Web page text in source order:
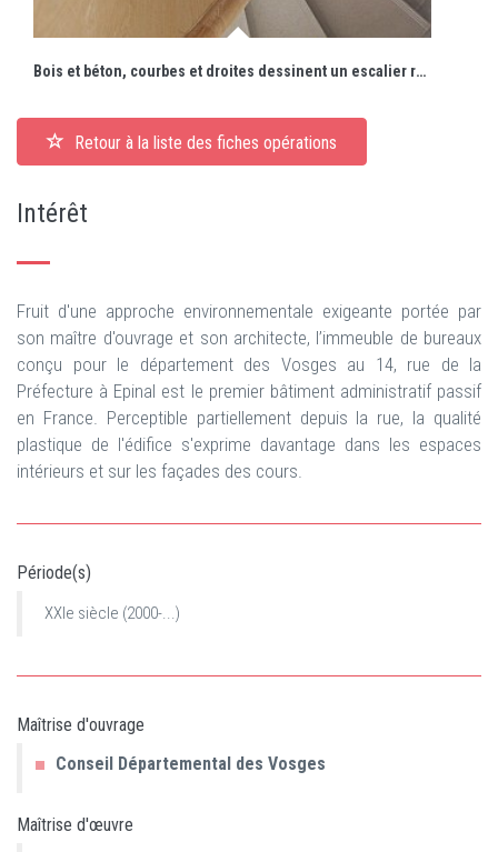
Bois et béton, courbes et droites dessinent un escalier remarquable.
Retour à la liste des fiches opérations
Intérêt
Fruit d'une approche environnementale exigeante portée par
son maître d'ouvrage et son architecte, l’immeuble de bureaux
conçu pour le département des Vosges au 14, rue de la
Préfecture à Epinal est le premier bâtiment administratif passif
en France. Perceptible partiellement depuis la rue, la qualité
plastique de l'édifice s'exprime davantage dans les espaces
intérieurs et sur les façades des cours.
Période(s)
XXIe siècle (2000-...)
Maîtrise d'ouvrage
Conseil Départemental des Vosges
Maîtrise d'œuvre